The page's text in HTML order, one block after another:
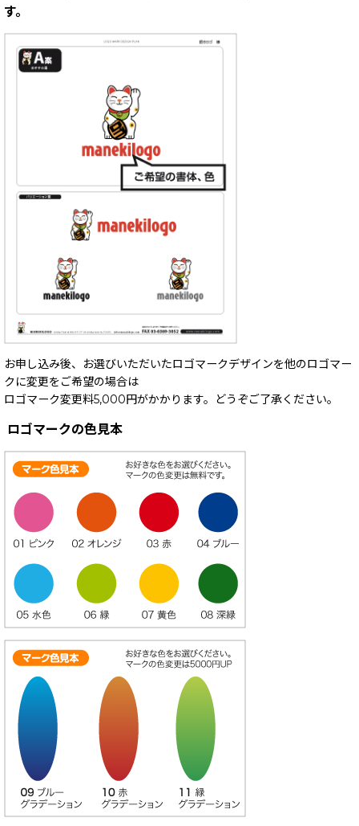
す。
お申し込み後、お選びいただいたロゴマークデザインを他のロゴマー
クに変更をご希望の場合は
ロゴマーク変更料5,000円がかかります。どうぞご了承ください。
ロゴマークの色見本